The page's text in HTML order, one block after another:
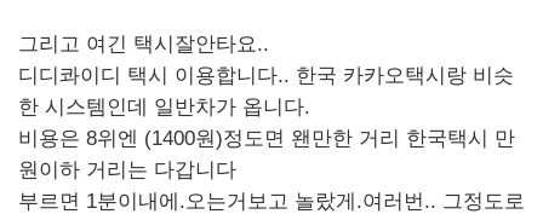
그리고 여긴 택시잘안타요..
디디콰이디 택시 이용합니다.. 한국 카카오택시랑 비슷
한 시스템인데 일반차가 옵니다.
비용은 8위엔 (1400원)정도면 왠만한 거리 한국택시 만
원이하 거리는 다갑니다
부르면 1분이내에.오는거보고 놀랐게.여러번.. 그정도로